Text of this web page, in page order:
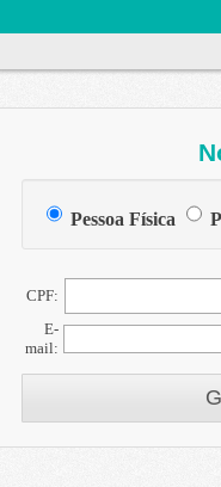
Pessoa Física
CPF:
E-
mail: